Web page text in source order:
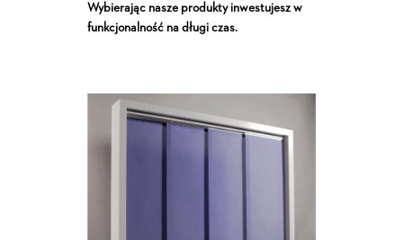
Wybierając nasze produkty inwestujesz w
funkcjonalność na długi czas.